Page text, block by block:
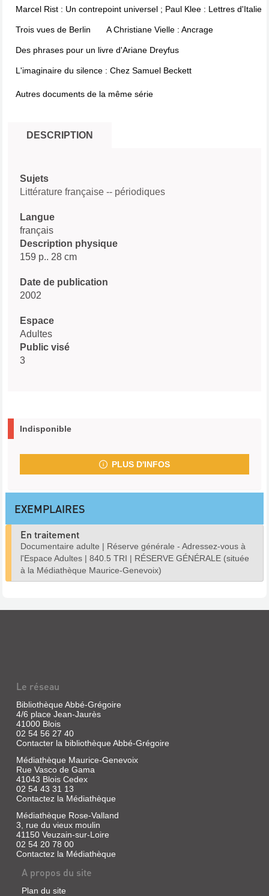
Marcel Rist : Un contrepoint universel ; Paul Klee : Lettres d'Italie
Trois vues de Berlin A Christiane Vielle : Ancrage
Des phrases pour un livre d'Ariane Dreyfus
L'imaginaire du silence : Chez Samuel Beckett
Autres documents de la même série
DESCRIPTION
Sujets
Littérature française -- périodiques
Langue
français
Description physique
159 p.. 28 cm
Date de publication
2002
Espace
Adultes
Public visé
3
Indisponible
PLUS D'INFOS
EXEMPLAIRES
En traitement
Documentaire adulte | Réserve générale - Adressez-vous à
l'Espace Adultes | 840.5 TRI | RÉSERVE GÉNÉRALE (située
à la Médiathèque Maurice-Genevoix)
Le réseau
Bibliothèque Abbé-Grégoire
4/6 place Jean-Jaurès
41000 Blois
02 54 56 27 40
Contacter la bibliothèque Abbé-Grégoire
Médiathèque Maurice-Genevoix
Rue Vasco de Gama
41043 Blois Cedex
02 54 43 31 13
Contactez la Médiathèque
Médiathèque Rose-Valland
3, rue du vieux moulin
41150 Veuzain-sur-Loire
02 54 20 78 00
Contactez la Médiathèque
A propos du site
Plan du site